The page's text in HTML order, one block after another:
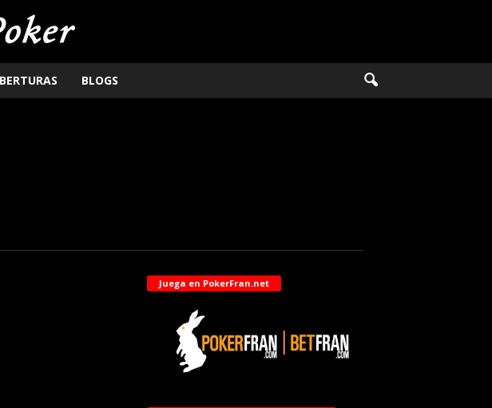
BLOGS
Juega en PokerFran.net